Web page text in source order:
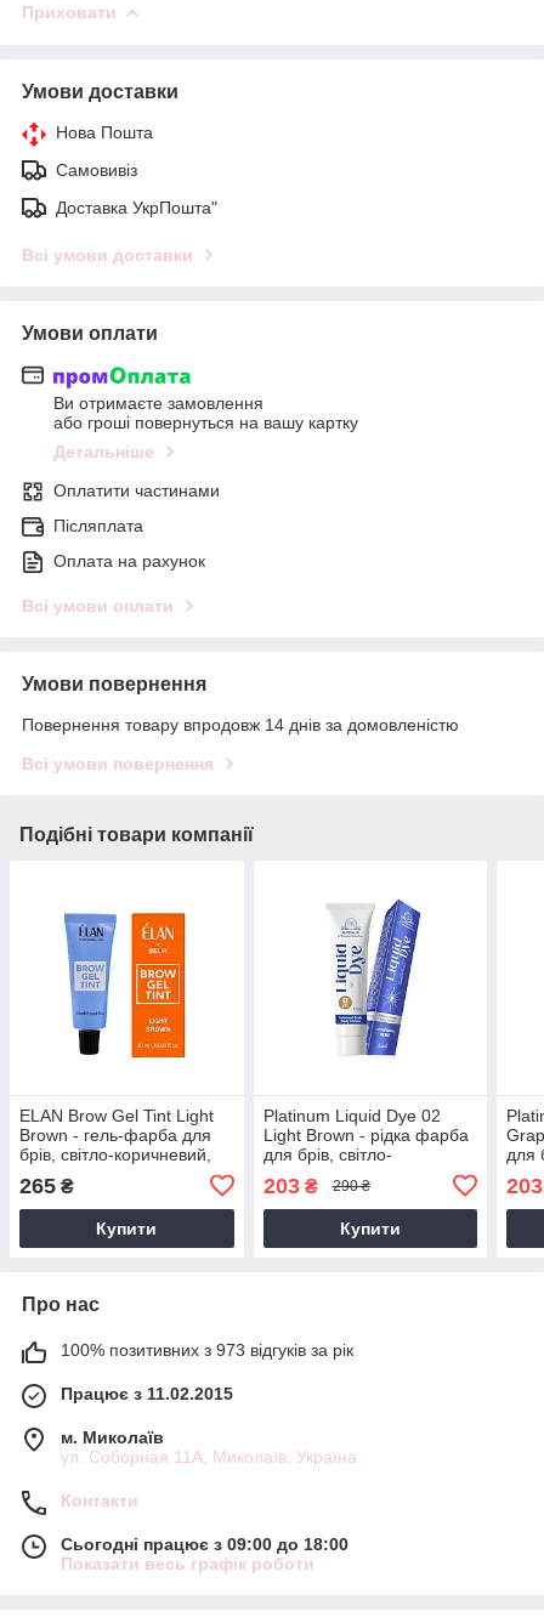
Приховати
Умови доставки
Нова Пошта
Самовивіз
Доставка УкрПошта"
Всі умови доставки
Умови оплати
Ви отримаєте замовлення
або гроші повернуться на вашу картку
Детальніше
Оплатити частинами
Післяплата
Оплата на рахунок
Всі умови оплати
Умови повернення
Повернення товару впродовж 14 днів за домовленістю
Всі умови повернення
Подібні товари компанії
ELAN Brow Gel Tint Light
Brown - гель-фарба для
брів, світло-коричневий,
265 ₴
Купити
Platinum Liquid Dye 02
Light Brown - рідка фарба
для брів, світло-
203₴ 290 ₴
Купити
для
203
Про нас
100% позитивних з 973 відгуків за рік
Працює з 11.02.2015
м. Миколаїв
ул. Соборная 11А, Миколаїв, Україна
Контакти
Сьогодні працює з 09:00 до 18:00
Показати весь графік роботи